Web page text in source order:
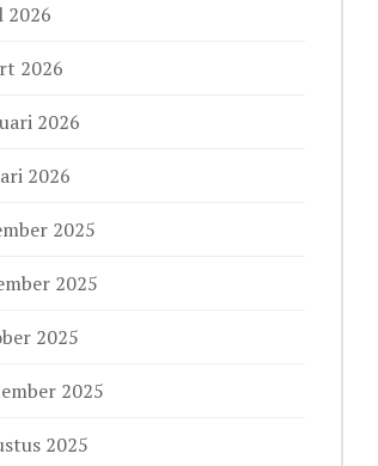
2026
2026
2026
2026
2025
2025
2025
2025
2025